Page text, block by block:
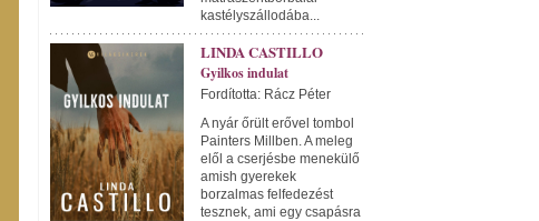
kastélyszállodába...
LINDA CASTILLO
Gyilkos indulat
Fordította: Rácz Péter
A nyár őrült erővel tombol
Painters Millben. A meleg
elől a cserjésbe menekülő
amish gyerekek
borzalmas felfedezést
tesznek, ami egy csapásra